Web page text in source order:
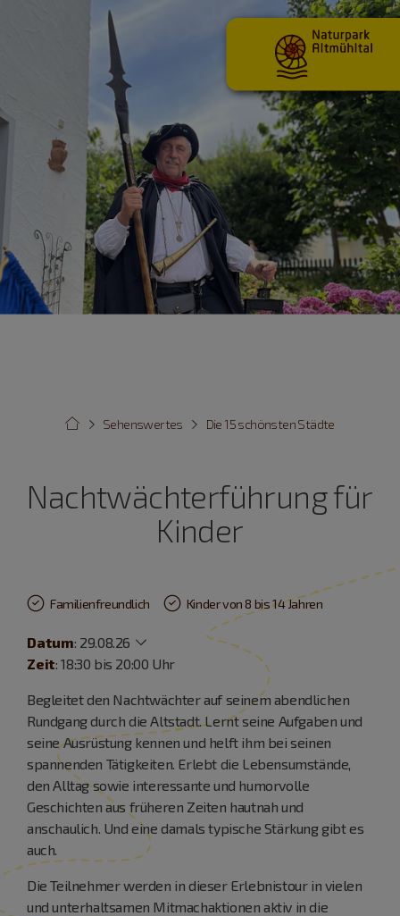
Die 15 schönsten Städte
Sehenswertes
Nachtwächterführung für
Kinder
Familienfreundlich Kinder von 8 bis 14 Jahren
Datum: 29.08.26
Zeit: 18:30 bis 20:00 Uhr
Begleitet den Nachtwächter auf seinem abendlichen
Rundgang durch die Altstadt. Lernt seine Aufgaben und
seine Ausrüstung kennen und helft ihm bei seinen
spannenden Tätigkeiten. Erlebt die Lebensumstände,
den Alltag sowie interessante und humorvolle
Geschichten aus früheren Zeiten hautnah und
anschaulich. Und eine damals typische Stärkung gibt es
auch.
Die Teilnehmer werden in dieser Erlebnistour in vielen
und unterhaltsamen Mitmachaktionen aktiv in die